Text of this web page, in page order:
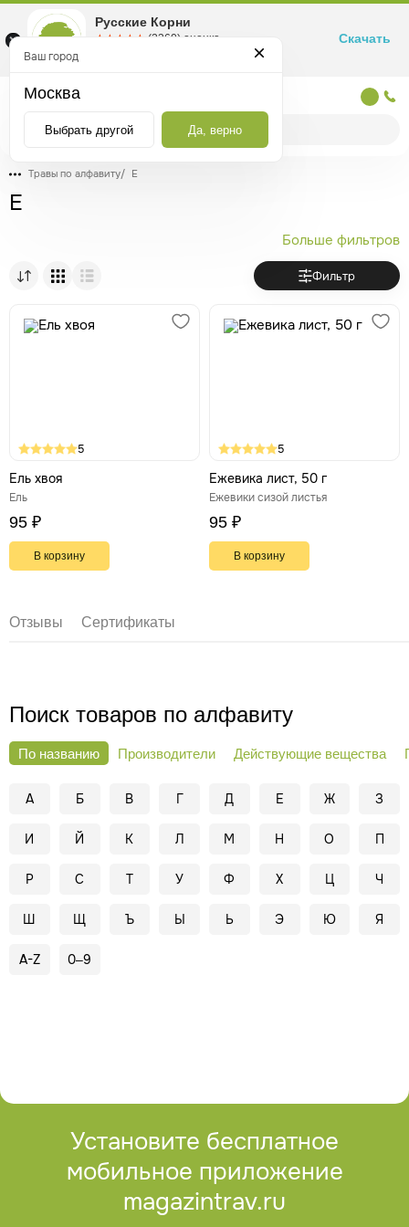
Травы по алфавиту/ Е
Е
Больше фильтров
Фильтр
5
Ель хвоя
Ель
95 ₽
В корзину
5
Ежевика лист, 50 г
Ежевики сизой листья
95 ₽
В корзину
Отзывы Сертификаты
Поиск товаров по алфавиту
По названию Производители Действующие вещества
А Б В Г Д Е Ж З
И Й К Л М Н О П
Р С Т У Ф Х Ц Ч
Ш Щ Ъ Ы Ь Э Ю Я
A-Z 0–9
Установите бесплатное
мобильное приложение
magazintrav.ru
Ваш город
Москва
Выбрать другой Да, верно
Русские Корни
☆☆☆☆☆
★★★★★ (2360) оценка
Маркетплейс товаров для здоровья
Скачать